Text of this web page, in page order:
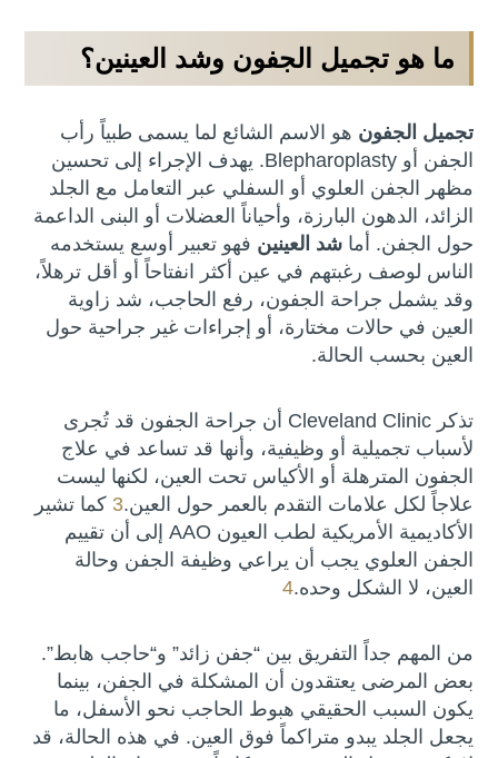
ما هو تجميل الجفون وشد العينين؟
تجميل الجفون هو الاسم الشائع لما يسمى طبياً رأب
الجفن أو Blepharoplasty. يهدف الإجراء إلى تحسين
مظهر الجفن العلوي أو السفلي عبر التعامل مع الجلد
الزائد، الدهون البارزة، وأحياناً العضلات أو البنى الداعمة
حول الجفن. أماشد العينين فهو تعبير أوسع يستخدمه
الناس لوصف رغبتهم في عين أكثر انفتاحاً أو أقل ترهلاً،
وقد يشمل جراحة الجفون، رفع الحاجب، شد زاوية
العين في حالات مختارة، أو إجراءات غير جراحية حول
العين بحسب الحالة.
تذكر Cleveland Clinic أن جراحة الجفون قد تُجرى
لأسباب تجميلية أو وظيفية، وأنها قد تساعد في علاج
الجفون المترهلة أو الأكياس تحت العين، لكنها ليست
علاجاً لكل علامات التقدم بالعمر حول العين.3 كما تشير
الأكاديمية الأمريكية لطب العيون AAO إلى أن تقييم
الجفن العلوي يجب أن يراعي وظيفة الجفن وحالة
العين، لا الشكل وحده.4
من المهم جداً التفريق بين “جفن زائد” و“حاجب هابط”.
بعض المرضى يعتقدون أن المشكلة في الجفن، بينما
يكون السبب الحقيقي هبوط الحاجب نحو الأسفل، ما
يجعل الجلد يبدو متراكماً فوق العين. في هذه الحالة، قد